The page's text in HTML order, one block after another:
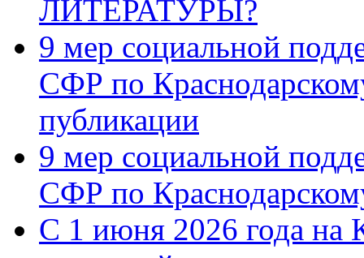
ЛИТЕРАТУРЫ?
9 мер социальной
СФР по
публикации
9 мер социальной
СФР по
С 1 июня 2026 года на